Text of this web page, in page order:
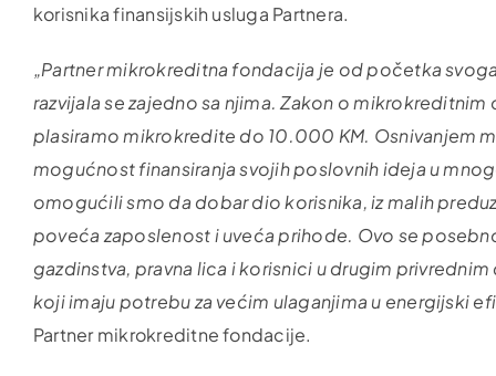
korisnika finansijskih usluga Partnera.
„Partner mikrokreditna fondacija je od početka
razvijala se zajedno sa njima. Zakon o
plasiramo mikrokredite do 10.000 KM. Osnivanjem
mogućnost finansiranja svojih poslovnih ideja u
omogućili smo da dobar dio korisnika, iz malih
poveća zaposlenost i uveća prihode. Ovo se
gazdinstva, pravna lica i korisnici u drugim
koji imaju potrebu za većim ulaganjima u energijski
Partner mikrokreditne fondacije.